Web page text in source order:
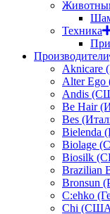
Техника
Производители
Aknicare
Alter Ego
Andis
Be Hair
Bes
Bielenda
Biolage
Biosilk
Brazilian
Bronsun
C:ehko
Chi